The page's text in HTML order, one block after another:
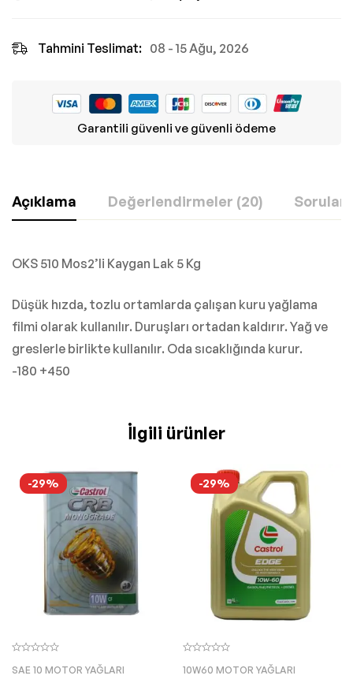
Tahmini Teslimat: 08 - 15 Ağu, 2026
Garantili güvenli ve güvenli ödeme
Açıklama Değerlendirmeler (20) Sorular
OKS 510 Mos2’li Kaygan Lak 5 Kg
Düşük hızda, tozlu ortamlarda çalışan kuru yağlama
filmi olarak kullanılır. Duruşları ortadan kaldırır. Yağ ve
greslerle birlikte kullanılır. Oda sıcaklığında kurur.
-180 +450
İlgili ürünler
-29%
SAE 10 MOTOR YAĞLARI
-29%
10W60 MOTOR YAĞLARI